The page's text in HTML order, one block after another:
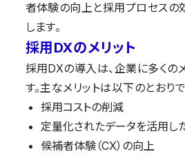
者体験の向上と採用プロセスの
します。
採用DXのメリット
採用DXの導入は、企業に多くの
す。主なメリットは以下のとおりで
採用コストの削減
定量化されたデータを活用し
候補者体験（CX）の向上